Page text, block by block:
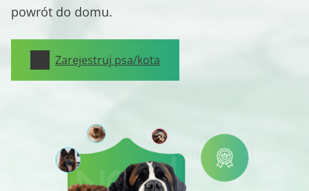
powrót do domu.
Zarejestruj psa/kota
Wyszukaj psa/kota